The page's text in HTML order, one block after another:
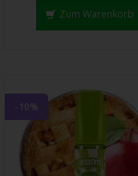
Zum Warenkorb
-10%